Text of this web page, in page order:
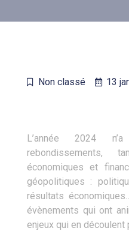
Non classé 13
L’année 2024
économiques et
géopolitiques :
résultats
évènements qui ont
enjeux qui en découlent